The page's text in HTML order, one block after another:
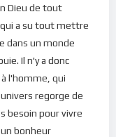
qui nous fait
Dieu. Mais
pouvant nous
et revenir à la
pour y
Dieu de tout
a su tout mettre
dans un monde
Il n'y a donc
l'homme, qui
regorge de
besoin pour vivre
bonheur